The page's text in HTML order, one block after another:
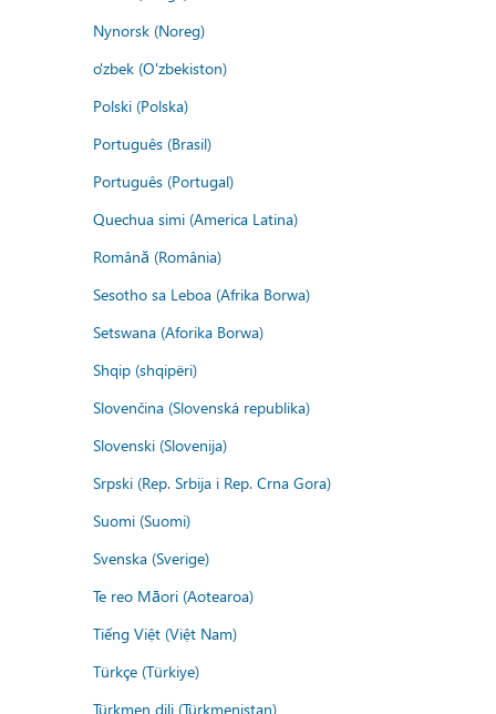
Nynorsk (Noreg)
o'zbek (O'zbekiston)
Polski (Polska)
Português (Brasil)
Português (Portugal)
Quechua simi (America Latina)
Română (România)
Sesotho sa Leboa (Afrika Borwa)
Setswana (Aforika Borwa)
Shqip (shqipëri)
Slovenčina (Slovenská republika)
Slovenski (Slovenija)
Srpski (Rep. Srbija i Rep. Crna Gora)
Suomi (Suomi)
Svenska (Sverige)
Te reo Māori (Aotearoa)
Tiếng Việt (Việt Nam)
Türkçe (Türkiye)
Türkmen dili (Türkmenistan)